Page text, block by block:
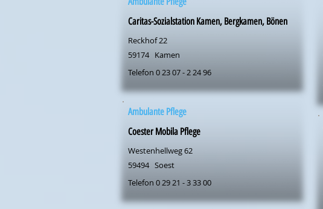
Caritas-Sozialstation Kamen, Bergkamen, Bönen
Reckhof 22
59174 Kamen
Telefon 0 23 07 - 2 24 96
Ambulante Pflege
Coester Mobila Pflege
Westenhellweg 62
59494 Soest
Telefon 0 29 21 - 3 33 00